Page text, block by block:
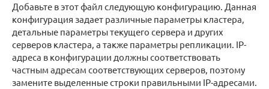
Добавьте в этот файл следующую конфигурацию. Данная
конфигурация задает различные параметры кластера,
детальные параметры текущего сервера и других
серверов кластера, а также параметры репликации. IP-
адреса в конфигурации должны соответствовать
частным адресам соответствующих серверов, поэтому
замените выделенные строки правильными IP-адресами.